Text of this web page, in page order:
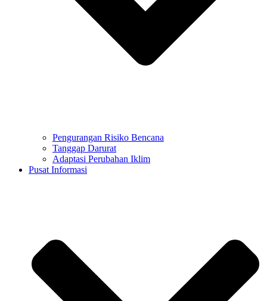
Pengurangan Risiko Bencana
Tanggap Darurat
Adaptasi Perubahan Iklim
Pusat Informasi